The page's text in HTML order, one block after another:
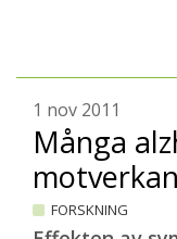
1 nov 2011
Många
FORSKNING